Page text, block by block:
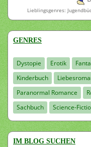
Lieblingsgenres:
GENRES
Dystopie Erotik
Kinderbuch
Paranormal Romance
Sachbuch
Science-
IM BLOG SUCHEN